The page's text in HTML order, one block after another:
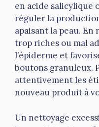
en acide salicylique
réguler la
apaisant la peau.
trop riches ou mal
l’épiderme et
boutons granuleux.
attentivement les
nouveau produit à
Un nettoyage